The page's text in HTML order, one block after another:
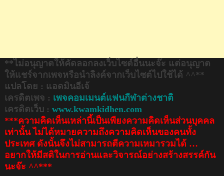
**ไม่อนุญาตให้คัดลอกลงเว็บไซต์อื่นนะจ๊ะ แต่อนุญาต
ให้แชร์จากเพจหรือนำลิงค์จากเว็บไซต์ไปใช้ได้ ^^**
แปลโดย : แอดมินอีเจ้
เครดิตเพจ : เพจคอมเมนต์แฟนกีฬาต่างชาติ
เครดิตเว็บ : www.kwamkidhen.com
***ความคิดเห็นเหล่านี้เป็นเพียงความคิดเห็นส่วนบุคคล
เท่านั้น ไม่ได้หมายความถึงความคิดเห็นของคนทั้ง
ประเทศ ดังนั้นจึงไม่สามารถตีความเหมารวมได้ …
อยากให้มีสติในการอ่านและวิจารณ์อย่างสร้างสรรค์กัน
นะจ๊ะ ^^***